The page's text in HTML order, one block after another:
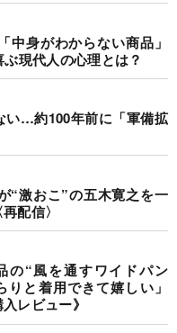
身がわからない商品」
現代人の心理とは？
い…約100年前に「軍備拡
“激おこ”の五木寛之を一
配信〉
の“風を通すワイドパン
と着用できて嬉しい」
レビュー》